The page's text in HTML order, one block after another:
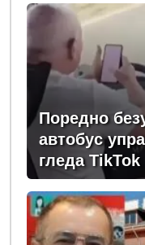
Поредно
автобус
гледа TikTok